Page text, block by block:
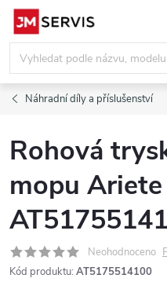
Přejít
obsah
Náhradní díly a příslušenství
Rohová
mopu
Neohodnoceno
Kód produktu: AT5175514100